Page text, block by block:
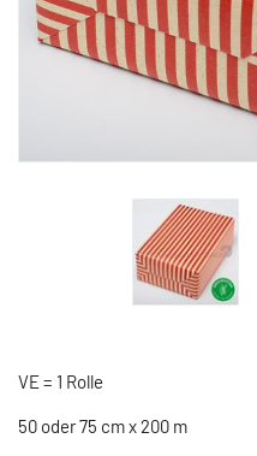
VE = 1 Rolle
50 oder 75 cm x 200 m